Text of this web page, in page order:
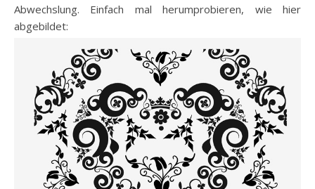
Abwechslung. Einfach mal herumprobieren, wie hier
abgebildet: